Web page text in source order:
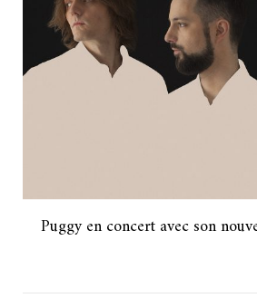
Puggy en concert avec son